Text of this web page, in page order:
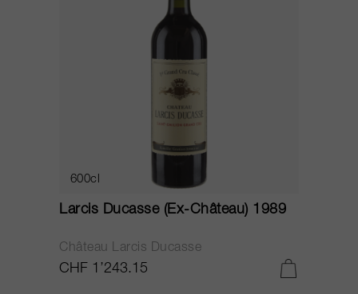
600cl
Larcis Ducasse (Ex-Château) 1989
Château Larcis Ducasse
CHF 1’243.15